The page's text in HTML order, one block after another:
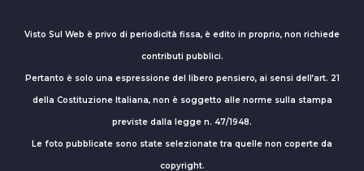
Visto Sul Web è privo di periodicità fissa, è edito in proprio, non richiede
contributi pubblici.
Pertanto è solo una espressione del libero pensiero, ai sensi dell’art. 21
della Costituzione Italiana, non è soggetto alle norme sulla stampa
previste dalla legge n. 47/1948.
Le foto pubblicate sono state selezionate tra quelle non coperte da
copyright.